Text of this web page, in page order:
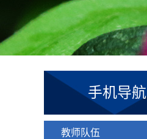
手机导航
教师队伍